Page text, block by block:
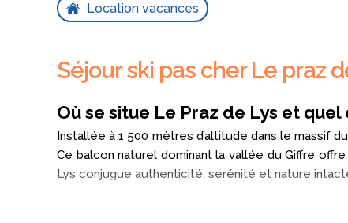
Location vacances
Séjour ski pas cher Le praz
Où se situe Le Praz de Lys et
Installée à 1 500 mètres d’altitude dans le massif
Ce balcon naturel dominant la vallée du Giffre
Lys conjugue authenticité, sérénité et nature
Qu’est-ce qui rend le domaine du Praz de